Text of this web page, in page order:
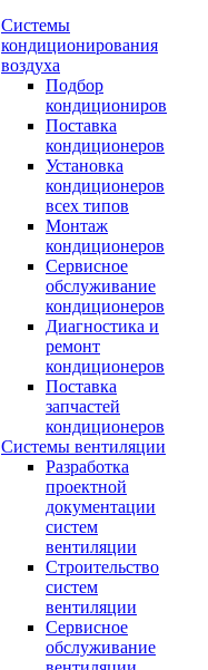
Системы
кондиционирования
воздуха
Подбор
кондициониров
Поставка
кондиционеров
Установка
кондиционеров
всех типов
Монтаж
кондиционеров
Сервисное
обслуживание
кондиционеров
Диагностика и
ремонт
кондиционеров
Поставка
запчастей
кондиционеров
Системы вентиляции
Разработка
проектной
документации
систем
вентиляции
Строительство
систем
вентиляции
Сервисное
обслуживание